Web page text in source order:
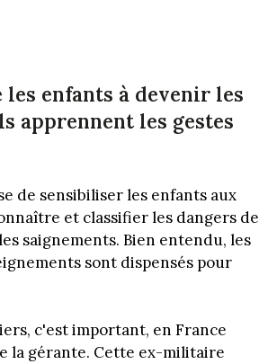
enfants à devenir les
apprennent les gestes
de sensibiliser les enfants aux
et classifier les dangers de
saignements. Bien entendu, les
sont dispensés pour
c'est important, en France
la gérante. Cette ex-militaire